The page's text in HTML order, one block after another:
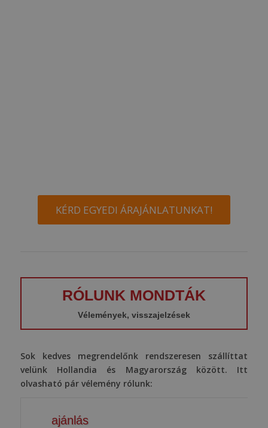
KÉRD EGYEDI ÁRAJÁNLATUNKAT!
RÓLUNK MONDTÁK
Vélemények, visszajelzések
Sok kedves megrendelőnk rendszeresen szállíttat
velünk Hollandia és Magyarország között. Itt
olvasható pár vélemény rólunk:
ajánlás